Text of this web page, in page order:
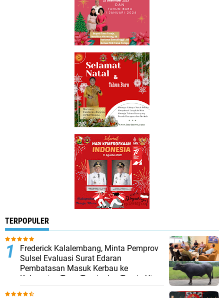
TERPOPULER
Frederick Kalalembang, Minta Pemprov
Sulsel Evaluasi Surat Edaran
Pembatasan Masuk Kerbau ke
Kabupaten Tana Toraja dan Toraja Utara